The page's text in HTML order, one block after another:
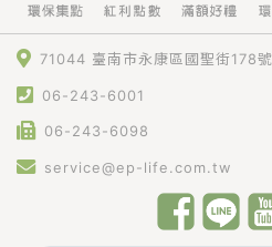
71044 臺南市永康區國聖街178號
06-243-6001
06-243-6098
service@ep-life.com.tw